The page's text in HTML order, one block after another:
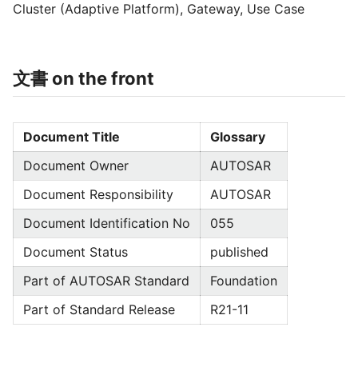
Cluster (Adaptive Platform), Gateway, Use Case
文書 on the front
Document Title
Glossary
Document Owner
AUTOSAR
Document Responsibility
AUTOSAR
Document Identification No
055
Document Status
published
Part of AUTOSAR Standard
Foundation
Part of Standard Release
R21-11